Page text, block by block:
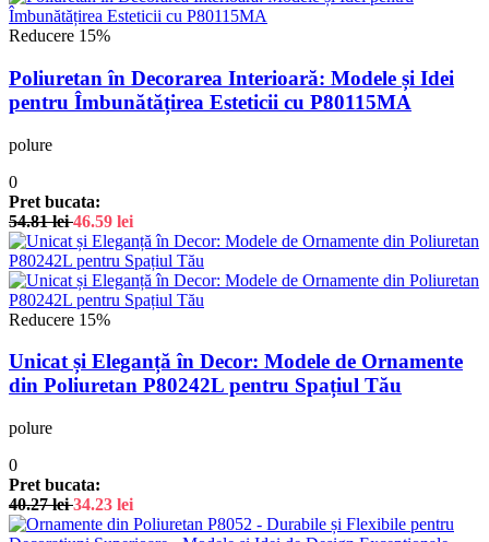
Reducere 15%
Poliuretan în Decorarea Interioară: Modele și Idei
pentru Îmbunătățirea Esteticii cu P80115MA
polure
0
Pret bucata:
54.81lei 46.59 lei
Reducere 15%
Unicat și Eleganță în Decor: Modele de Ornamente
din Poliuretan P80242L pentru Spațiul Tău
polure
0
Pret bucata:
40.27lei 34.23 lei